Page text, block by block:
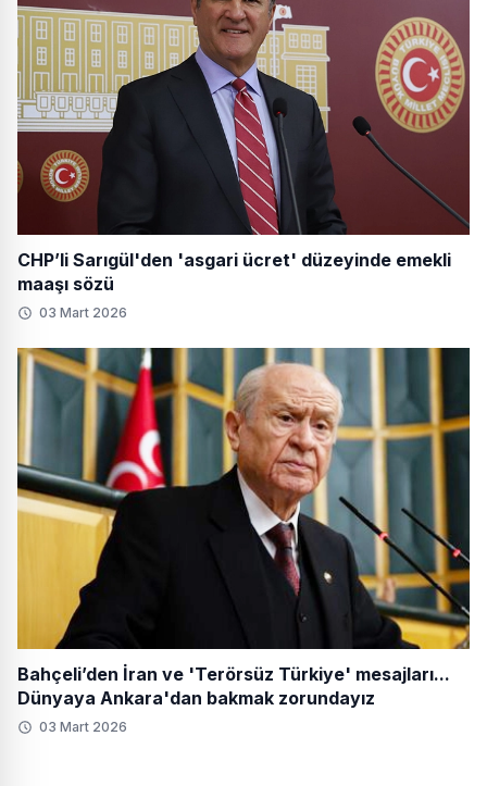
CHP’li Sarıgül'den 'asgari ücret' düzeyinde emekli
maaşı sözü
03 Mart 2026
Bahçeli’den İran ve 'Terörsüz Türkiye' mesajları...
Dünyaya Ankara'dan bakmak zorundayız
03 Mart 2026